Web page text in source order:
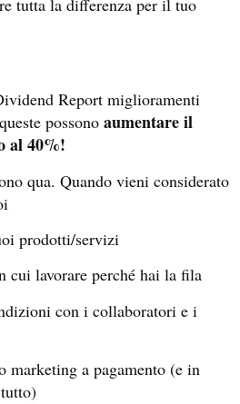
tutta la differenza per il tuo
Report miglioramenti
possono aumentare il
al 40%!
qua. Quando vieni considerato
prodotti/servizi
lavorare perché hai la fila
con i collaboratori e i
a pagamento (e in